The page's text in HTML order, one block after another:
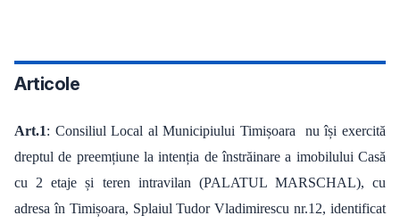
Articole
Art.1: Consiliul Local al Municipiului Timișoara nu își exercită
dreptul de preemțiune la intenția de înstrăinare a imobilului Casă
cu 2 etaje și teren intravilan (PALATUL MARSCHAL), cu
adresa în Timișoara, Splaiul Tudor Vladimirescu nr.12, identificat